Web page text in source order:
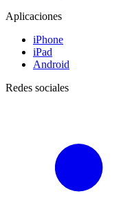
Aplicaciones
iPhone
iPad
Android
Redes sociales